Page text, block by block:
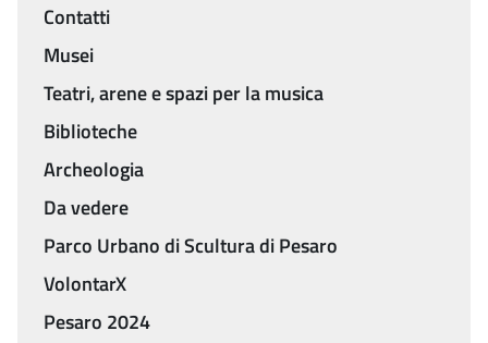
Menu
Contatti
Musei
Teatri, arene e spazi per la musica
Biblioteche
Archeologia
Da vedere
Parco Urbano di Scultura di Pesaro
VolontarX
Pesaro 2024